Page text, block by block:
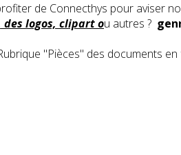
de Connecthys pour aviser
logos, clipart ou autres ?
"Pièces" des documents